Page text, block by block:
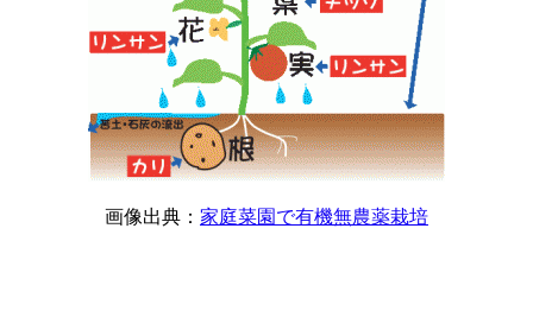
画像出典： 家庭菜園で有機無農薬栽培